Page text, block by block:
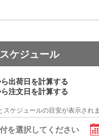
ケジュール
出荷日を計算する
注文日を計算する
ケジュールの目安が表示され